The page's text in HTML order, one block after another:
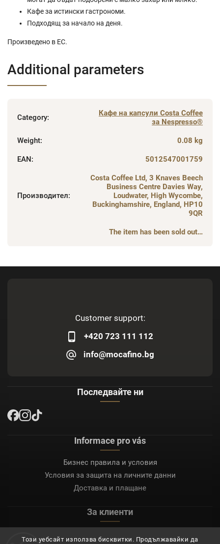
Този уебсайт използва бисквитки. Продължавайки да
Кафе за истински гастрономи.
Подходящ за начало на деня.
Произведено в ЕС.
Additional parameters
Category:
Кафе на капсули Costa Coffee
за Nespresso®
Weight: 0.08 kg
EAN: 5012547001759
Производител:
Costa Coffee Ltd, 3 Knaves Beech
Business Centre Davies Way,
Loudwater, High Wycombe,
Buckinghamshire, England, HP10
9QR
The item has been sold out…
Customer support:
+420 723 111 112
info@mocafino.bg
Последвайте ни
Informace pro vás
Бизнес правила и условия
Условия за защита на личните данни
Доставка и плащане
За клиенти